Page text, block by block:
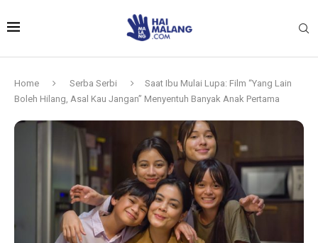
Home Serba Serbi
Saat Ibu Mulai Lupa: Film “Yang Lain
Boleh Hilang, Asal Kau Jangan” Menyentuh Banyak Anak Pertama